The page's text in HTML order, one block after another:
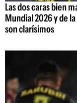
Las dos caras bien
Mundial 2026 y de
son clarísimos